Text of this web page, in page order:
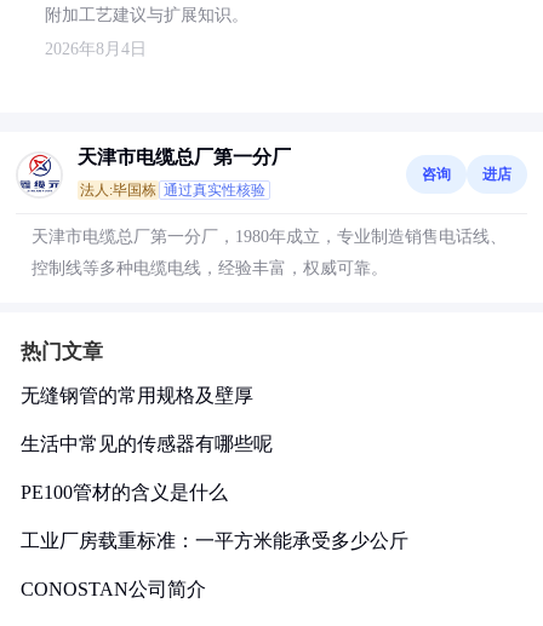
附加工艺建议与扩展知识。
2026年8月4日
天津市电缆总厂第一分厂
法人:毕国栋 通过真实性核验
咨询 进店
天津市电缆总厂第一分厂，1980年成立，专业制造销售电话线、
控制线等多种电缆电线，经验丰富，权威可靠。
热门文章
无缝钢管的常用规格及壁厚
生活中常见的传感器有哪些呢
PE100管材的含义是什么
工业厂房载重标准：一平方米能承受多少公斤
CONOSTAN公司简介